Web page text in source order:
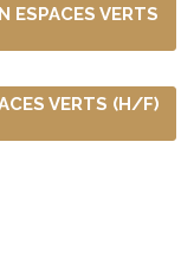
ESPACES VERTS
VERTS (H/F)